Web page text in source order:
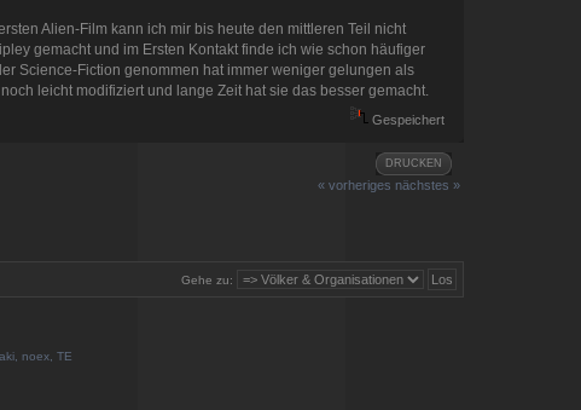
Alien-Film kann ich mir bis heute den mittleren Teil nicht
gemacht und im Ersten Kontakt finde ich wie schon häufiger
Science-Fiction genommen hat immer weniger gelungen als
leicht modifiziert und lange Zeit hat sie das besser gemacht.
Gespeichert
DRUCKEN
« vorheriges nächstes »
Gehe zu:
noex, TE